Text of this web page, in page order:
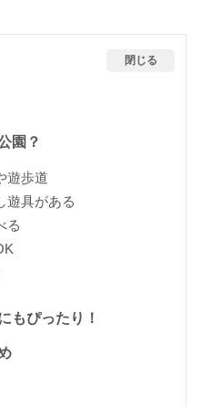
閉じる
園？
遊歩道
遊具がある
る
もぴったり！